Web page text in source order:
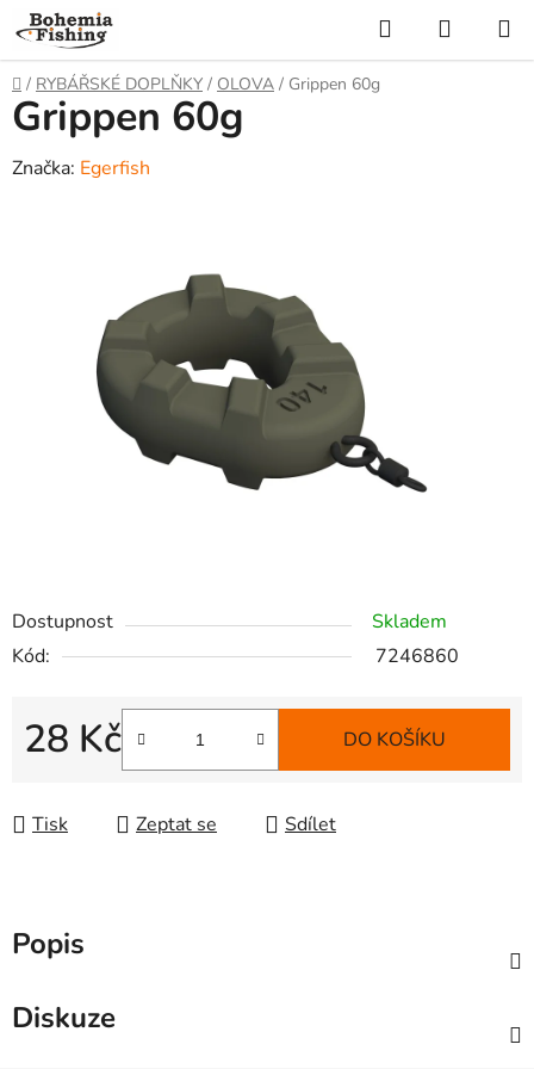
Přejít
na
obsah
Hledat
KOŠÍK
Domů
/ RYBÁŘSKÉ DOPLŇKY / OLOVA / Grippen 60g
Dostupnost
Skladem
Kód:
7246860
28 Kč
Měrná cena:
DO KOŠÍKU
Tisk Zeptat se Sdílet
Grippen 60g
Značka: Egerfish
Popis
Diskuze